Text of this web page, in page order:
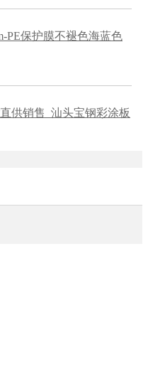
PE保护膜不褪色海蓝色
供销售_汕头宝钢彩涂板